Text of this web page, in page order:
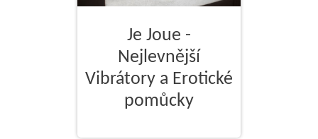
Je Joue -
Nejlevnější
Vibrátory a Erotické
pomůcky